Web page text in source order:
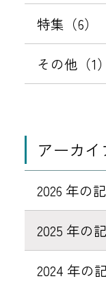
介
特集（6）
その他（1）
アーカイ
2026 年
2025 年
2024 年